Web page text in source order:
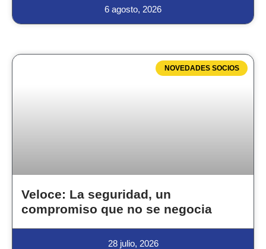
6 agosto, 2026
NOVEDADES SOCIOS
Veloce: La seguridad, un
compromiso que no se negocia
28 julio, 2026